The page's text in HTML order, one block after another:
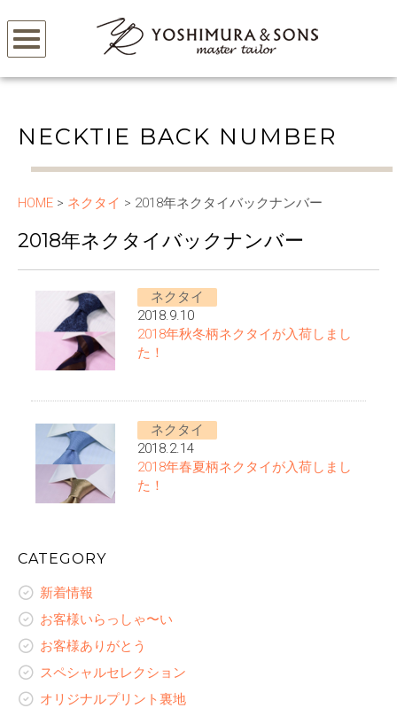
NECKTIE BACK NUMBER
HOME > ネクタイ > 2018年ネクタイバックナンバー
2018年ネクタイバックナンバー
ネクタイ
2018.9.10
2018年秋冬柄ネクタイが入荷しまし
た！
ネクタイ
2018.2.14
2018年春夏柄ネクタイが入荷しまし
た！
CATEGORY
新着情報
お客様いらっしゃ〜い
お客様ありがとう
スペシャルセレクション
オリジナルプリント裏地